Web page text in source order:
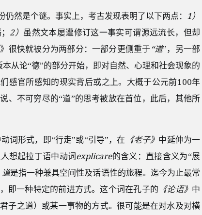
仍然是个谜。事实上，考古发现表明了以下两点： 1）
2） 虽然文本屡遭修订这一事实可谓源远流长，但却
很快就被分为两部分：一部分更侧重于 “道”，另一部
从论“德”的部分开始，即对自然、心理和社会现象的
感官所感知的现实背后或之上。大概于公元前100年
、不可穷尽的“道”的思考被放在首位，此后，其他所
词形式，即“行走”或“引导”，在 《老子》 中延伸为一
想起拉丁语中动词explicare的含义：直接含义为“展
道是指一种兼具空间性及话语性的旅程。迄今为止最常
即一种特定的前进方式。这个词在孔子的 《论语》 中
子之道）或某一事物的方式。很可能是在对水及对横